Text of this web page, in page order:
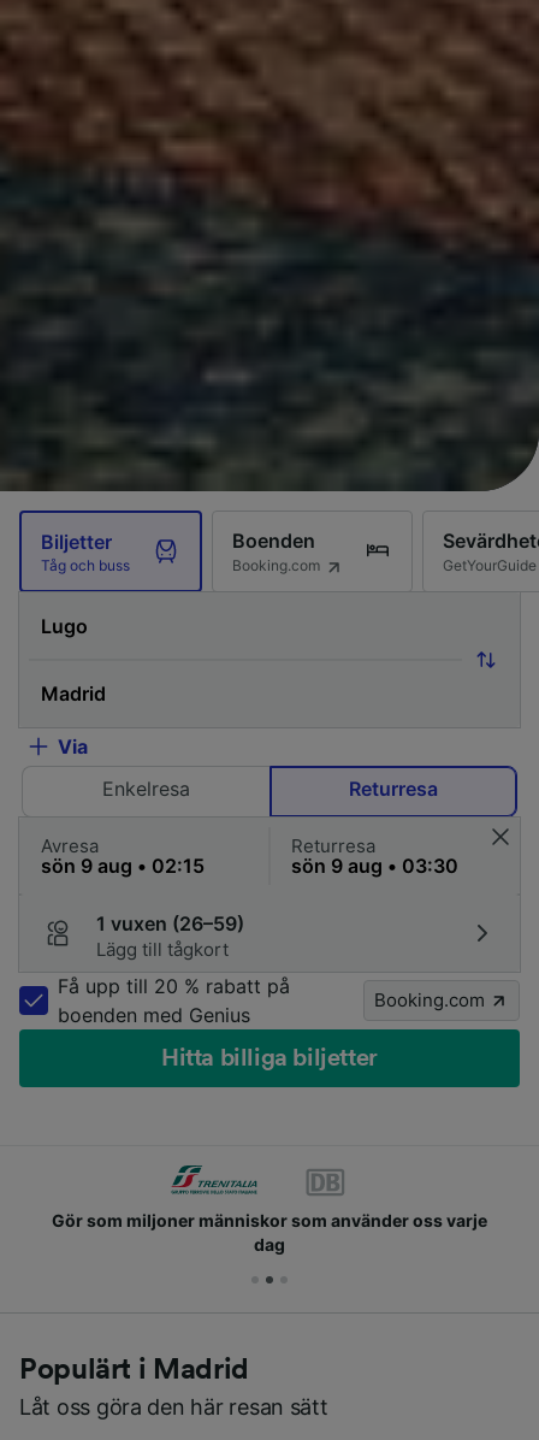
Biljetter
Tåg och buss
Boenden
Booking.com GetYourGuide
Via
Enkelresa
Returresa
Avresa Returresa
1 vuxen (26–59)
Lägg till tågkort
Få upp till 20 % rabatt på
boenden med Genius
Booking.com
Hitta billiga biljetter
Gör som miljoner människor som använder oss varje
dag
Populärt i Madrid
Låt oss göra den här resan sätt